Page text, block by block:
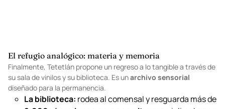
El refugio analógico: materia y memoria